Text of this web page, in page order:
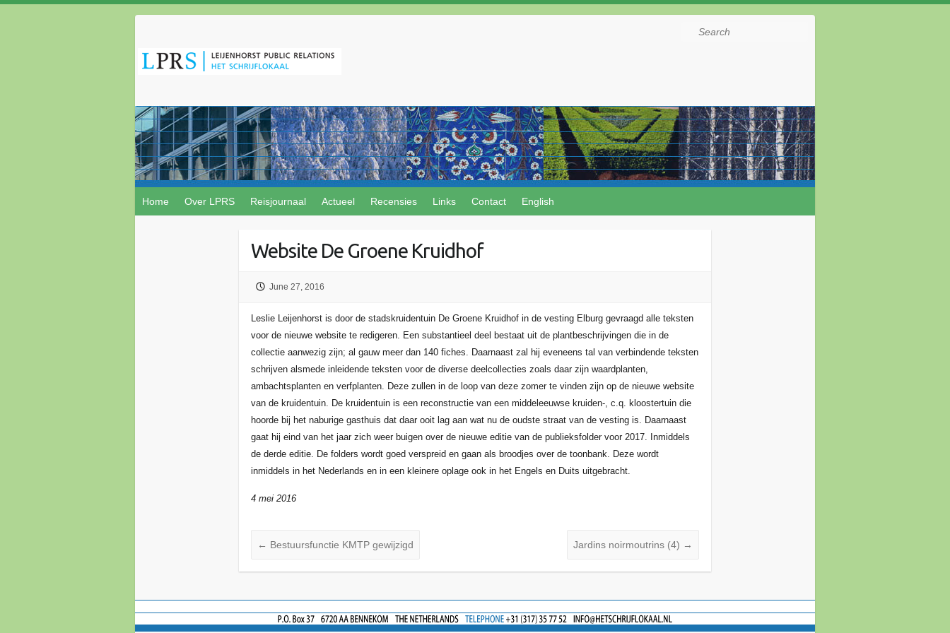
Search
Home Over LPRS Reisjournaal Actueel Recensies Links Contact English
Website De Groene Kruidhof
June 27, 2016
Leslie Leijenhorst is door de stadskruidentuin De Groene Kruidhof in de vesting Elburg gevraagd alle teksten
voor de nieuwe website te redigeren. Een substantieel deel bestaat uit de plantbeschrijvingen die in de
collectie aanwezig zijn; al gauw meer dan 140 fiches. Daarnaast zal hij eveneens tal van verbindende teksten
schrijven alsmede inleidende teksten voor de diverse deelcollecties zoals daar zijn waardplanten,
ambachtsplanten en verfplanten. Deze zullen in de loop van deze zomer te vinden zijn op de nieuwe website
van de kruidentuin. De kruidentuin is een reconstructie van een middeleeuwse kruiden-, c.q. kloostertuin die
hoorde bij het naburige gasthuis dat daar ooit lag aan wat nu de oudste straat van de vesting is. Daarnaast
gaat hij eind van het jaar zich weer buigen over de nieuwe editie van de publieksfolder voor 2017. Inmiddels
de derde editie. De folders wordt goed verspreid en gaan als broodjes over de toonbank. Deze wordt
inmiddels in het Nederlands en in een kleinere oplage ook in het Engels en Duits uitgebracht.
4 mei 2016
← Bestuursfunctie KMTP gewijzigd Jardins noirmoutrins (4) →